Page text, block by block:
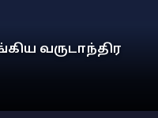
வருடாந்திர